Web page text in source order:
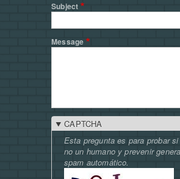
Subject
Message
CAPTCHA
Esta pregunta es para probar
no un humano y prevenir
spam automático.